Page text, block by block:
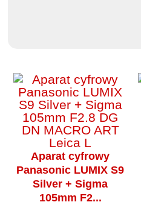
Aparat cyfrowy
Panasonic LUMIX S9
Silver + Sigma
105mm F2...